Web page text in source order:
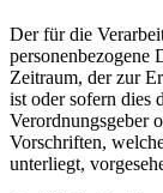
Der für die
personenbezogene
Zeitraum, der zur
ist oder sofern dies
Verordnungsgeber
Vorschriften,
unterliegt,